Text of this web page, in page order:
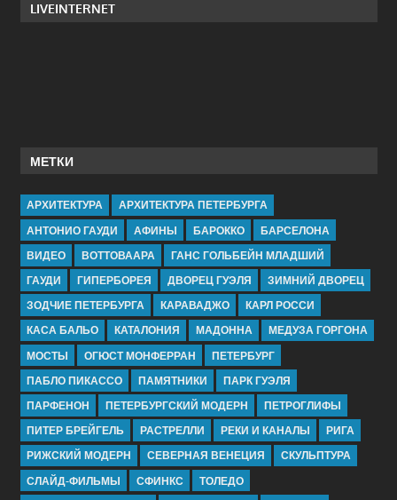
LIVEINTERNET
МЕТКИ
АРХИТЕКТУРА
АРХИТЕКТУРА ПЕТЕРБУРГА
АНТОНИО ГАУДИ
АФИНЫ БАРОККО
БАРСЕЛОНА
ВИДЕО
ВОТТОВААРА
ГАНС ГОЛЬБЕЙН МЛАДШИЙ
ГАУДИ
ГИПЕРБОРЕЯ ДВОРЕЦ ГУЭЛЯ
ЗИМНИЙ ДВОРЕЦ
ЗОДЧИЕ ПЕТЕРБУРГА
КАРАВАДЖО
КАРЛ РОССИ
КАСА БАЛЬО
КАТАЛОНИЯ МАДОННА
МЕДУЗА ГОРГОНА
МОСТЫ
ОГЮСТ МОНФЕРРАН
ПЕТЕРБУРГ
ПАБЛО ПИКАССО
ПАМЯТНИКИ
ПАРК ГУЭЛЯ
ПАРФЕНОН
ПЕТЕРБУРГСКИЙ МОДЕРН
ПЕТРОГЛИФЫ
ПИТЕР БРЕЙГЕЛЬ
РАСТРЕЛЛИ РЕКИ И КАНАЛЫ
РИГА
РИЖСКИЙ МОДЕРН
СЕВЕРНАЯ ВЕНЕЦИЯ
СКУЛЬПТУРА
СЛАЙД-ФИЛЬМЫ
СФИНКС
ТОЛЕДО